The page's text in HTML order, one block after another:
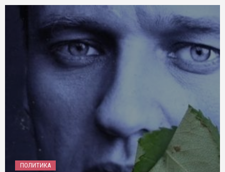
ПОЛИТИКА